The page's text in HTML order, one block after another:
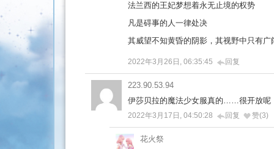
法兰西的王妃梦想着永无止境的权势
凡是碍事的人一律处决
其威望不知黄昏的阴影，其视野中只有广
2022年3月26日, 06:35:45 回复
223.90.53.94
伊莎贝拉的魔法少女服真的……很开放呢
2022年3月17日, 04:50:28 回复 赞(3)
花火祭